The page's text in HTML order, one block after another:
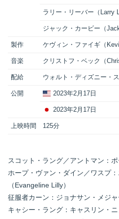
ラリー・リーバー（Larry
ジャック・カービー（
製作 ケヴィン・ファイギ（
音楽 クリストフ・ベック（
配給 ウォルト・ディズニー・
公開 2023年2月17日
2023年2月17日
上映時間 125分
スコット・ラング／アントマン：
ホープ・ヴァン・ダイン／ワスプ
（Evangeline Lilly）
征服者カーン：ジョナサン・メジ
キャシー・ラング：キャスリン・